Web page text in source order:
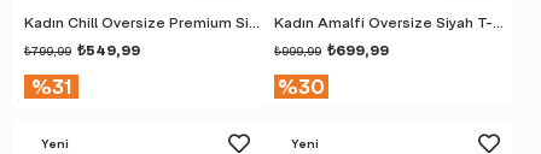
Kadın Chill Oversize Premium Siyah T-Shirt
₺549,99
₺799,99
%31
Kadın Amalfi Oversize Siyah T-Shirt
₺699,99
₺999,99
%30
Yeni
Yeni